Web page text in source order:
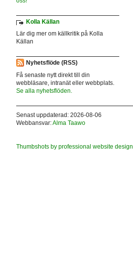
Kolla Källan
Lär dig mer om källkritik på Kolla
Källan
Nyhetsflöde (RSS)
Få senaste nytt direkt till din
webbläsare, intranät eller webbplats.
Se alla nyhetsflöden.
Senast uppdaterad: 2026-08-06
Webbansvar:Alma Taawo
Thumbshots by professional website design